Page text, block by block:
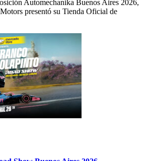
Automechanika Buenos Aires 2026,
presentó su Tienda Oficial de